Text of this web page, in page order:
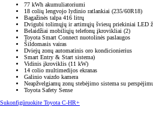
77 kWh akumuliatoriumi
18 colių lengvojo lydinio ratlankiai (235/60R18)
Bagažinės talpa 416 litrų
Dvigubi tolimųjų ir artimųjų šviesų priekiniai LED
Belaidžiai mobiliųjų telefonų įkrovikliai (2)
Toyota Smart Connect nuotolinės paslaugos
Šildomasis vairas
Dviejų zonų automatinis oro kondicionierius
Smart Entry & Start sistema)
Vidinis įkroviklis (11 kW)
14 colio multimedijos ekranas
Galinio vaizdo kamera
Neapžvelgiamų zonų stebėjimo sistema su
Toyota Safety Sense
Sukonfigūruokite Toyota C-HR+